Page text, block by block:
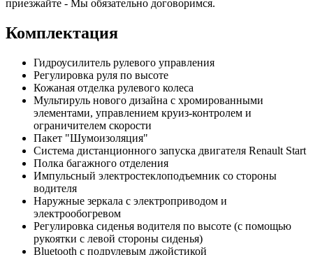
приезжайте - Мы обязательно договоримся.
Комплектация
Гидроусилитель рулевого управления
Регулировка руля по высоте
Кожаная отделка рулевого колеса
Мультируль нового дизайна с хромированными
элементами, управлением круиз-контролем и
ограничителем скорости
Пакет "Шумоизоляция"
Система дистанционного запуска двигателя Renault Start
Полка багажного отделения
Импульсный электростеклоподъемник со стороны
водителя
Наружные зеркала с электроприводом и
электрообогревом
Регулировка сиденья водителя по высоте (c помощью
рукоятки с левой стороны сиденья)
Bluetooth c подрулевым джойстикой